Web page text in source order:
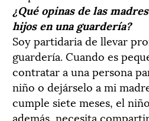
¿Qué opinas de las
hijos en una guardería?
Soy partidaria de llevar
guardería. Cuando es
contratar a una persona
niño o dejárselo a mi
cumple siete meses, el
además, necesita